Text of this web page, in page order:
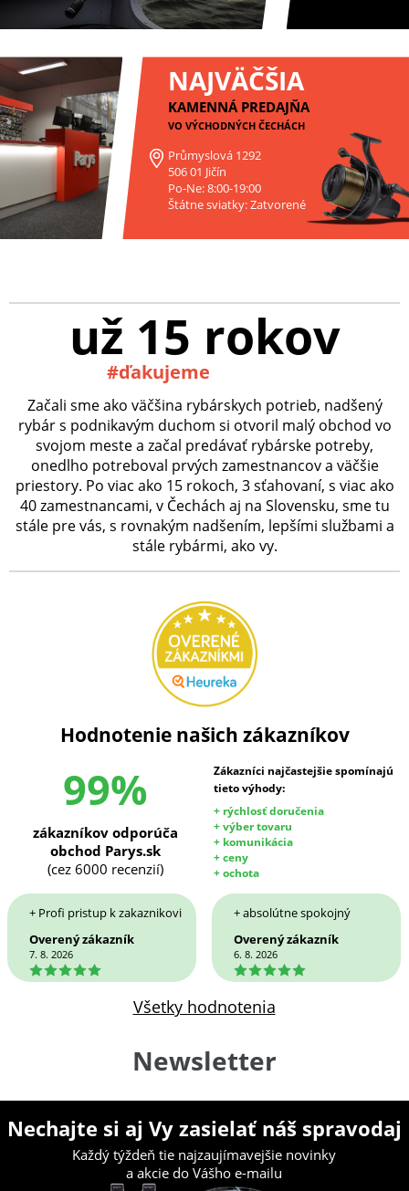
NAJVÄČŠIA
KAMENNÁ PREDAJŇA
VO VÝCHODNÝCH ČECHÁCH
Průmyslová 1292
506 01 Jičín
Po-Ne: 8:00-19:00
Štátne sviatky: Zatvorené
už 15 rokov
#ďakujeme
Začali sme ako väčšina rybárskych potrieb, nadšený
rybár s podnikavým duchom si otvoril malý obchod vo
svojom meste a začal predávať rybárske potreby,
onedlho potreboval prvých zamestnancov a väčšie
priestory. Po viac ako 15 rokoch, 3 sťahovaní, s viac ako
40 zamestnancami, v Čechách aj na Slovensku, sme tu
stále pre vás, s rovnakým nadšením, lepšími službami a
stále rybármi, ako vy.
Hodnotenie našich zákazníkov
99%
Zákazníci najčastejšie spomínajú
tieto výhody:
+ rýchlosť doručenia
+ výber tovaru
+ komunikácia
+ ceny
+ ochota
zákazníkov odporúča
obchod Parys.sk
(cez 6000 recenzií)
+ Profi pristup k zakaznikovi
Overený zákazník
7. 8. 2026
5
+ absolútne spokojný
Overený zákazník
6. 8. 2026
5
Všetky hodnotenia
Newsletter
Nechajte si aj Vy zasielať náš spravodaj
Každý týždeň tie najzaujímavejšie novinky
a akcie do Vášho e-mailu